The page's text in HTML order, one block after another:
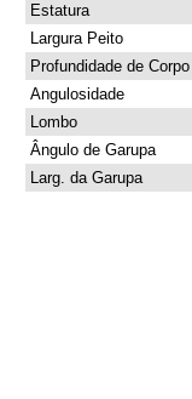
Estatura
Largura Peito
Profundidade de Corpo
Angulosidade
Lombo
Ângulo de Garupa
Larg. da Garupa